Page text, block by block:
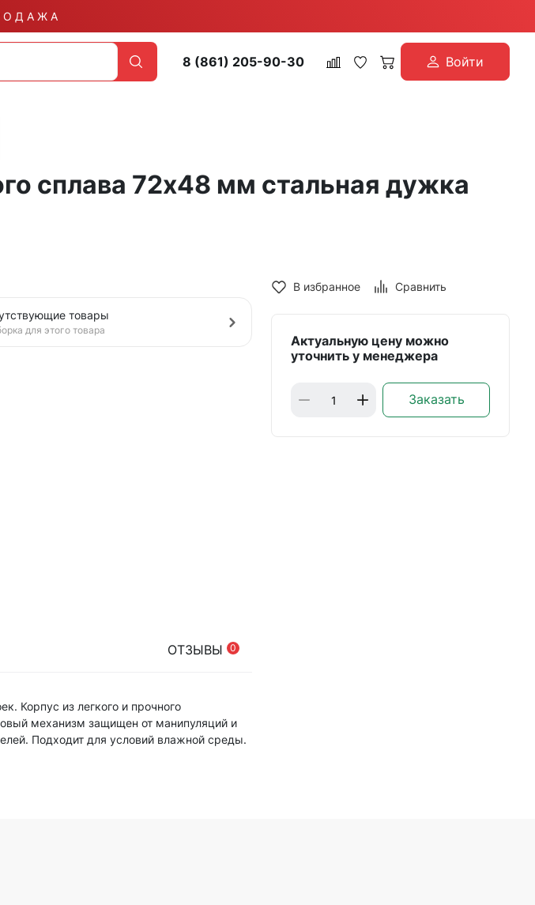
О Д А Ж А
8 (861) 205-90-30 Войти
сплава 72х48 мм стальная дужка
товары
для этого товара
ОТЗЫВЫ 0
Корпус из легкого и прочного
механизм защищен от манипуляций и
Подходит для условий влажной среды.
В избранное Сравнить
Актуальную цену можно
уточнить у менеджера
Заказать